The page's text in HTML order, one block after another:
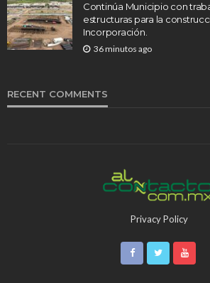
Continúa Municipio con
estructuras para la
Incorporación.
36 minutos ago
RECENT COMMENTS
Privacy Policy